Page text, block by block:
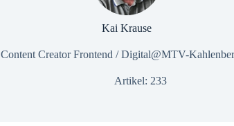
Kai Krause
Content Creator Frontend / Digital@MTV-
Artikel: 233